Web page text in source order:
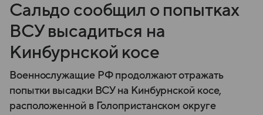
Сальдо сообщил о попытках
ВСУ высадиться на
Кинбурнской косе
Военнослужащие РФ продолжают отражать
попытки высадки ВСУ на Кинбурнской косе,
расположенной в Голопристанском округе